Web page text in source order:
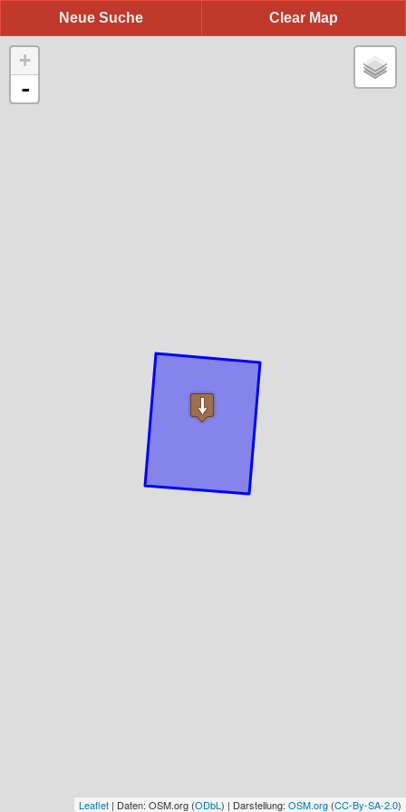
Clear Map
Neue Suche
+
-
Leaflet | Daten: OSM.org (ODbL ) | Darstellung: OSM.org (CC-By-SA-2.0)